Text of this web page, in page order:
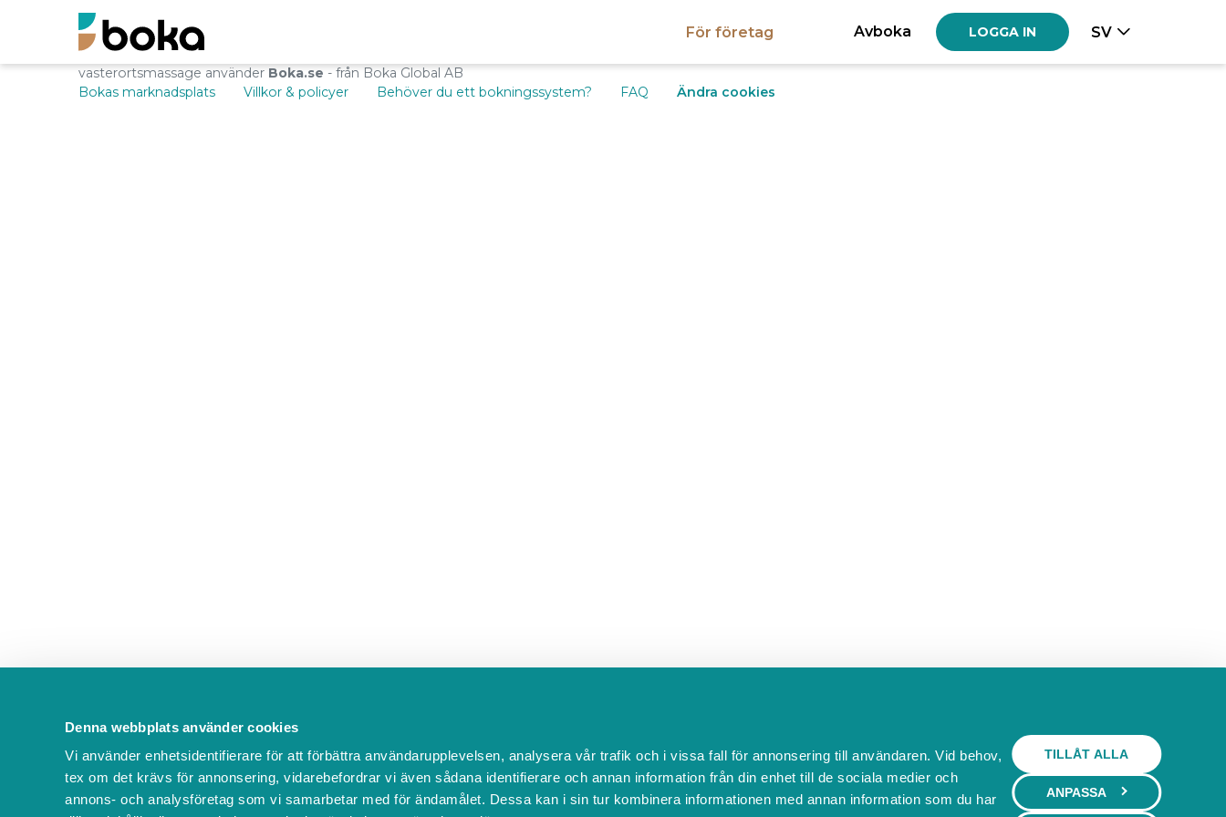
Denna webbplats använder cookies
Vi använder enhetsidentifierare för att förbättra användarupplevelsen, analysera vår trafik och i vissa fall för annonsering till användaren. Vid behov,
tex om det krävs för annonsering, vidarebefordrar vi även sådana identifierare och annan information från din enhet till de sociala medier och
annons- och analysföretag som vi samarbetar med för ändamålet. Dessa kan i sin tur kombinera informationen med annan information som du har
TILLÅT ALLA
ANPASSA
För företag Avboka LOGGA IN SV
vasterortsmassage använder Boka.se - från Boka Global AB
Bokas marknadsplats
Villkor & policyer Behöver du ett bokningssystem? FAQ Ändra cookies